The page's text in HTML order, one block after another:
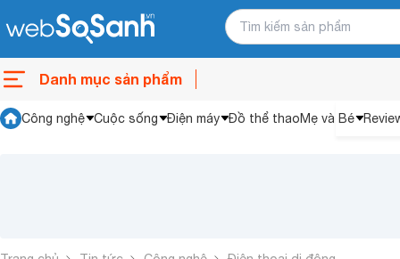
Danh mục sản phẩm
Công nghệ Cuộc sống Điện máy Đồ thể thaoMẹ và Bé